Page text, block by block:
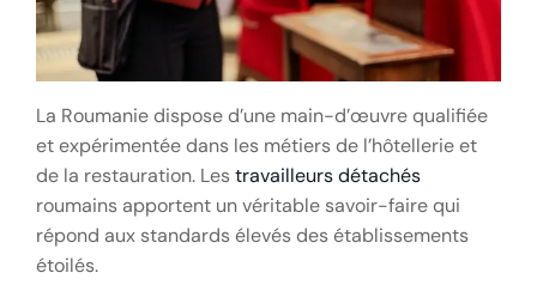
La Roumanie dispose d’une main-d’œuvre qualifiée
et expérimentée dans les métiers de l’hôtellerie et
de la restauration. Lestravailleurs détachés
roumains apportent un véritable savoir-faire qui
répond aux standards élevés des établissements
étoilés.